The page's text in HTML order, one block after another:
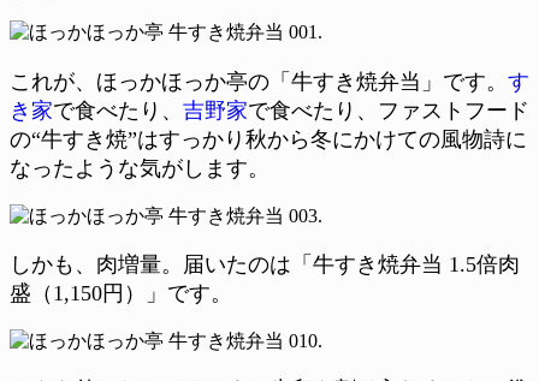
これが、ほっかほっか亭の「牛すき焼弁当」です。 す
き家で食べたり、 吉野家で食べたり、ファストフード
の“牛すき焼”はすっかり秋から冬にかけての風物詩に
なったような気がします。
しかも、肉増量。届いたのは「牛すき焼弁当 1.5倍肉
盛（1,150円）」です。